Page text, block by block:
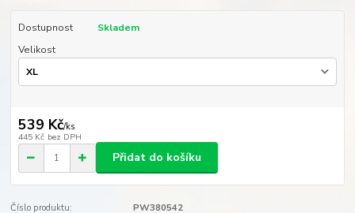
Dostupnost
Skladem
Velikost
539 Kč/ks
445 Kč bez DPH
Přidat do košíku
Číslo produktu: PW380542